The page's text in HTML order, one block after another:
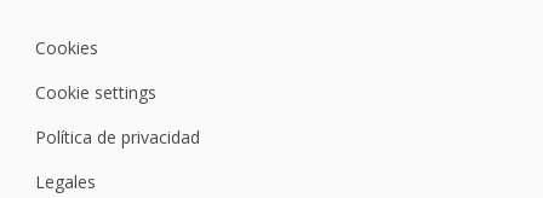
Cookies
Cookie settings
Política de privacidad
Legales